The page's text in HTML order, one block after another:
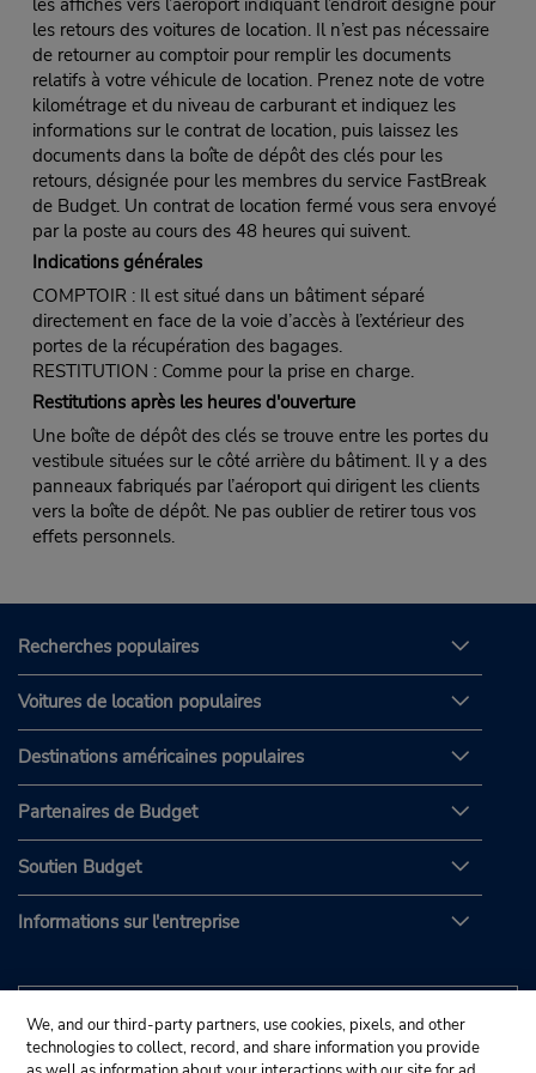
les affiches vers l’aéroport indiquant l’endroit désigné pour
les retours des voitures de location. Il n’est pas nécessaire
de retourner au comptoir pour remplir les documents
relatifs à votre véhicule de location. Prenez note de votre
kilométrage et du niveau de carburant et indiquez les
informations sur le contrat de location, puis laissez les
documents dans la boîte de dépôt des clés pour les
retours, désignée pour les membres du service FastBreak
de Budget. Un contrat de location fermé vous sera envoyé
par la poste au cours des 48 heures qui suivent.
Indications générales
COMPTOIR : Il est situé dans un bâtiment séparé
directement en face de la voie d’accès à l’extérieur des
portes de la récupération des bagages.
RESTITUTION : Comme pour la prise en charge.
Restitutions après les heures d'ouverture
Une boîte de dépôt des clés se trouve entre les portes du
vestibule situées sur le côté arrière du bâtiment. Il y a des
panneaux fabriqués par l’aéroport qui dirigent les clients
vers la boîte de dépôt. Ne pas oublier de retirer tous vos
effets personnels.
Recherches populaires
Voitures de location populaires
Destinations américaines populaires
Partenaires de Budget
Soutien Budget
Informations sur l'entreprise
We, and our third-party partners, use cookies, pixels, and other
technologies to collect, record, and share information you provide